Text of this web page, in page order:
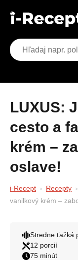
LUXUS: Jemné bielkové
cesto a
krém –
oslave!
i-Recept Recepty
vanilkový krém –
Stredne ťažká
12 porcií
75 minút